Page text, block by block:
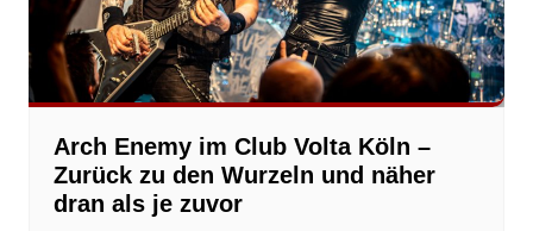
Arch Enemy im Club Volta Köln –
Zurück zu den Wurzeln und näher
dran als je zuvor